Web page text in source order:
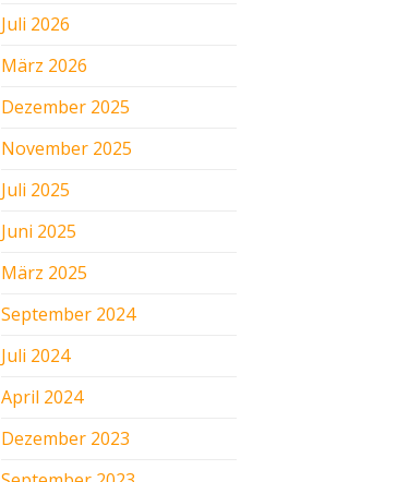
Juli 2026
März 2026
Dezember 2025
November 2025
Juli 2025
Juni 2025
März 2025
September 2024
Juli 2024
April 2024
Dezember 2023